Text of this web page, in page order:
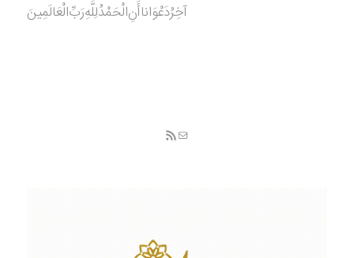
آخِرُدَعْوَانا‌أَنِ‌الْحَمْدُ‌‌‌لِلَّهِ‌رَبِّ‌الْعَالَمِينَ